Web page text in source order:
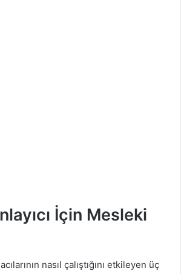
İçin Mesleki
nasıl çalıştığını etkileyen üç